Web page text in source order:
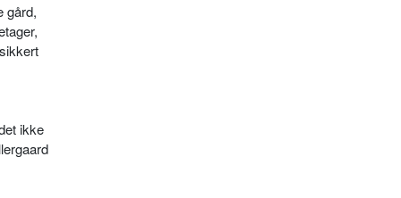
gård,
ikke